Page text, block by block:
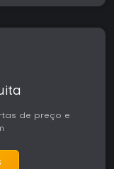
de preço e